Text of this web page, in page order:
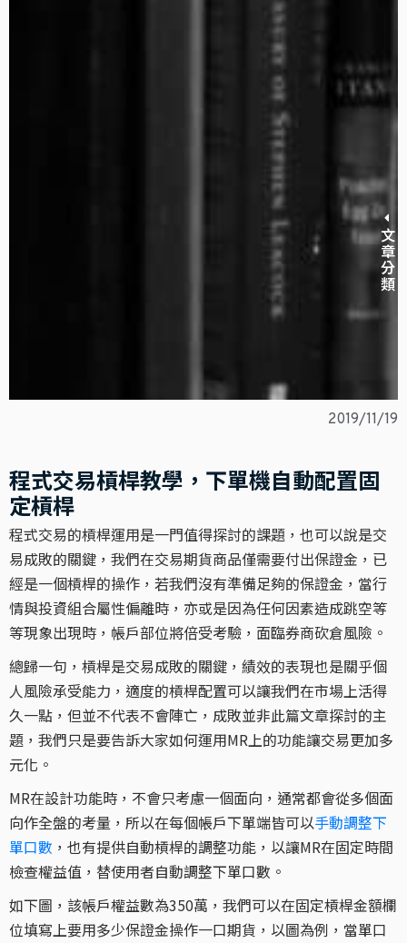
2019/11/19
程式交易槓桿教學，下單機自動配置固
定槓桿
程式交易的槓桿運用是一門值得探討的課題，也可以說是交
易成敗的關鍵，我們在交易期貨商品僅需要付出保證金，已
經是一個槓桿的操作，若我們沒有準備足夠的保證金，當行
情與投資組合屬性偏離時，亦或是因為任何因素造成跳空等
等現象出現時，帳戶部位將倍受考驗，面臨券商砍倉風險。
總歸一句，槓桿是交易成敗的關鍵，績效的表現也是關乎個
人風險承受能力，適度的槓桿配置可以讓我們在市場上活得
久一點，但並不代表不會陣亡，成敗並非此篇文章探討的主
題，我們只是要告訴大家如何運用MR上的功能讓交易更加多
元化。
MR在設計功能時，不會只考慮一個面向，通常都會從多個面
向作全盤的考量，所以在每個帳戶下單端皆可以手動調整下
單口數 ，也有提供自動槓桿的調整功能，以讓MR在固定時間
檢查權益值，替使用者自動調整下單口數。
如下圖，該帳戶權益數為350萬，我們可以在固定槓桿金額欄
位填寫上要用多少保證金操作一口期貨，以圖為例，當單口
文章分類